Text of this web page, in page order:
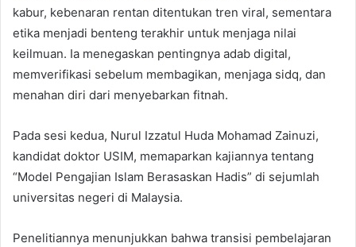
kabur, kebenaran rentan ditentukan tren viral, sementara
etika menjadi benteng terakhir untuk menjaga nilai
keilmuan. Ia menegaskan pentingnya adab digital,
memverifikasi sebelum membagikan, menjaga sidq, dan
menahan diri dari menyebarkan fitnah.
Pada sesi kedua, Nurul Izzatul Huda Mohamad Zainuzi,
kandidat doktor USIM, memaparkan kajiannya tentang
“Model Pengajian Islam Berasaskan Hadis” di sejumlah
universitas negeri di Malaysia.
Penelitiannya menunjukkan bahwa transisi pembelajaran